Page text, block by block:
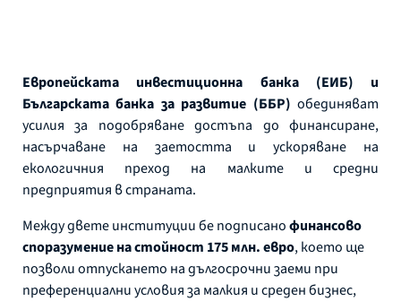
Европейската инвестиционна банка (ЕИБ) и
Българската банка за развитие (ББР) обединяват
усилия за подобряване достъпа до финансиране,
насърчаване на заетостта и ускоряване на
екологичния преход на малките и средни
предприятия в страната.
Между двете институции бе подписанофинансово
споразумение на стойност 175 млн. евро, което ще
позволи отпускането на дългосрочни заеми при
преференциални условия за малкия и среден бизнес,